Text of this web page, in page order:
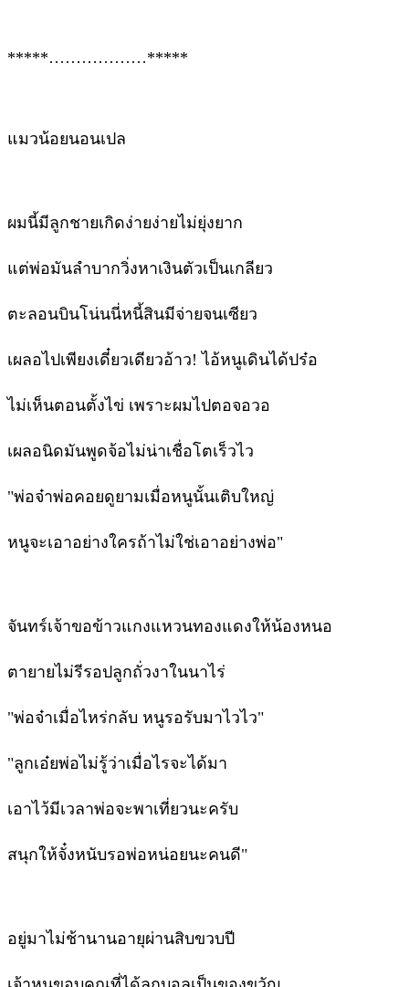
*****………………*****
แมวน้อยนอนเปล
ผมนี้มีลูกชายเกิดง่ายง่ายไม่ยุ่งยาก
แต่พ่อมันลำบากวิ่งหาเงินตัวเป็นเกลียว
ตะลอนบินโน่นนี่หนี้สินมีจ่ายจนเซียว
เผลอไปเพียงเดี๋ยวเดียวอ้าว! ไอ้หนูเดินได้ปร๋อ
ไม่เห็นตอนตั้งไข่ เพราะผมไปตอจอวอ
เผลอนิดมันพูดจ้อไม่น่าเชื่อโตเร็วไว
"พ่อจ๋าพ่อคอยดูยามเมื่อหนูนั้นเติบใหญ่
หนูจะเอาอย่างใครถ้าไม่ใช่เอาอย่างพ่อ"
จันทร์เจ้าขอข้าวแกงแหวนทองแดงให้น้องหนอ
ตายายไม่รีรอปลูกถั่วงาในนาไร่
"พ่อจ๋าเมื่อไหร่กลับ หนูรอรับมาไวไว"
"ลูกเอ๋ยพ่อไม่รู้ว่าเมื่อไรจะได้มา
เอาไว้มีเวลาพ่อจะพาเที่ยวนะครับ
สนุกให้จั๋งหนับรอพ่อหน่อยนะคนดี"
อยู่มาไม่ช้านานอายุผ่านสิบขวบปี